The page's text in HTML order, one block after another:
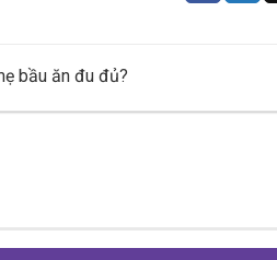
bầu ăn đu đủ?